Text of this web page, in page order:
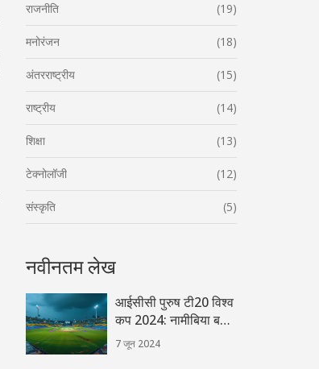
राजनीति (19)
मनोरंजन (18)
अंतरराष्ट्रीय (15)
राष्ट्रीय (14)
शिक्षा (13)
टेक्नोलॉजी (12)
संस्कृति (5)
नवीनतम लेख
आईसीसी पुरुष टी20 विश्व
कप 2024: नामीबिया बनाम
स्कॉटलैंड लाइव स्कोर
अपडेट्स
7 जून 2024